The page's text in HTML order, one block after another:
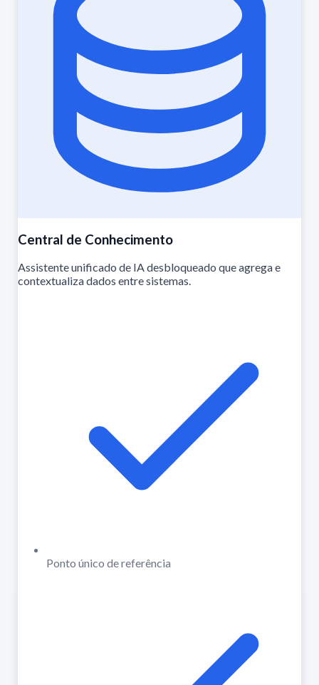
Central de Conhecimento
Assistente unificado de IA desbloqueado que agrega e
contextualiza dados entre sistemas.
Ponto único de referência